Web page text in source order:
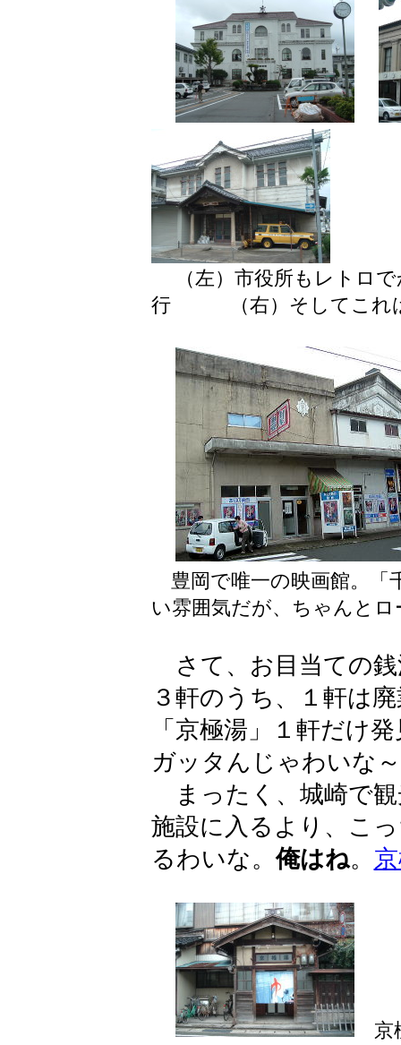
（左）市役所もレト
行 （右）そしてこれ
豊岡で唯一の映画館。「
い雰囲気だが、ちゃんと
さて、お目当ての銭
３軒のうち、１軒は
「京極湯」１軒だけ
ガッタんじゃわいな
まったく、城崎で
施設に入るより、こ
るわいな。俺はね。
京